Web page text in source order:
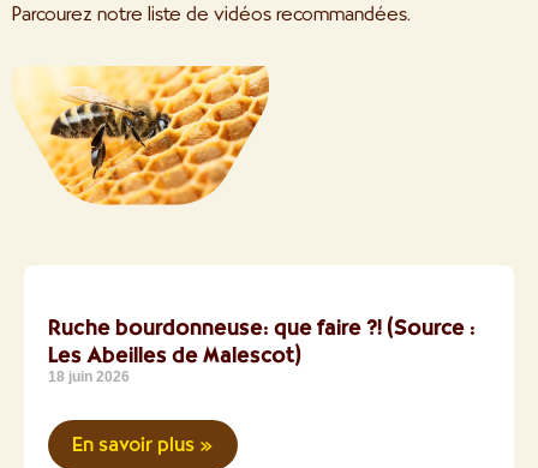
Parcourez notre liste de vidéos recommandées.
Ruche bourdonneuse: que faire ?! (Source :
Les Abeilles de Malescot)
18 juin 2026
En savoir plus »